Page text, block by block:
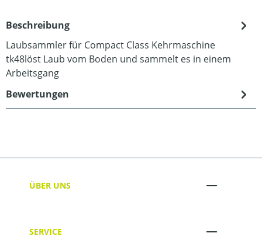
Beschreibung
Laubsammler für Compact Class Kehrmaschine
tk48löst Laub vom Boden und sammelt es in einem
Arbeitsgang
Bewertungen
ÜBER UNS
SERVICE